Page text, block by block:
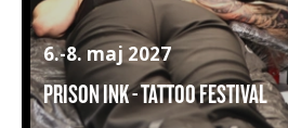
6.-8. maj 2027
PRISON INK - TATTOO FESTIVAL